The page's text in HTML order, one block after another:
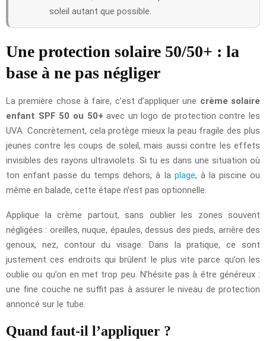
soleil autant que possible.
Une protection solaire 50/50+ : la
base à ne pas négliger
La première chose à faire, c’est d’appliquer une crème solaire
enfant SPF 50 ou 50+ avec un logo de protection contre les
UVA. Concrètement, cela protège mieux la peau fragile des plus
jeunes contre les coups de soleil, mais aussi contre les effets
invisibles des rayons ultraviolets. Si tu es dans une situation où
ton enfant passe du temps dehors, à la plage, à la piscine ou
même en balade, cette étape n’est pas optionnelle.
Applique la crème partout, sans oublier les zones souvent
négligées : oreilles, nuque, épaules, dessus des pieds, arrière des
genoux, nez, contour du visage. Dans la pratique, ce sont
justement ces endroits qui brûlent le plus vite parce qu’on les
oublie ou qu’on en met trop peu. N’hésite pas à être généreux :
une fine couche ne suffit pas à assurer le niveau de protection
annoncé sur le tube.
Quand faut-il l’appliquer ?